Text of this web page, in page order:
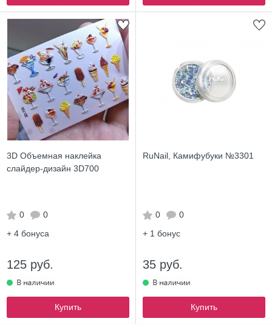
3D Объемная наклейка
слайдер-дизайн 3D700
0
0
+ 4 бонуса
125 руб.
Купить
RuNail, Камифубуки №3301
0
0
+ 1 бонус
35 руб.
Купить